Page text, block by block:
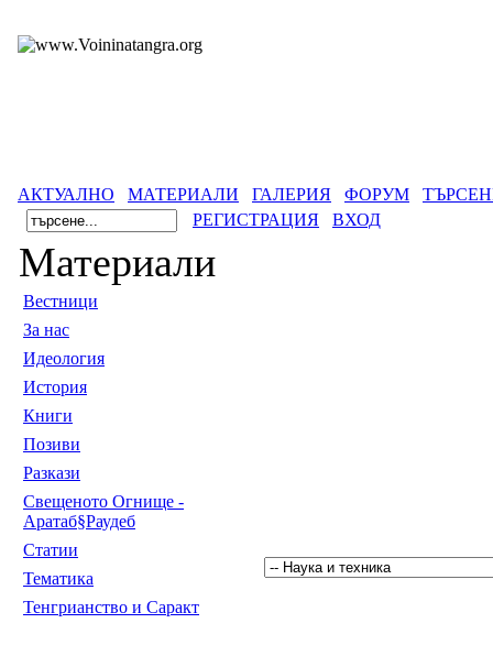
АКТУАЛНО МАТЕРИАЛИ ГАЛЕРИЯ ФОРУМ
РЕГИСТРАЦИЯ
ВХОД
Материали
Вестници
За нас
Идеология
История
Книги
Позиви
Разкази
Свещеното Огнище -
Аратаб§Раудеб
Статии
Тематика
Тенгрианство и Саракт